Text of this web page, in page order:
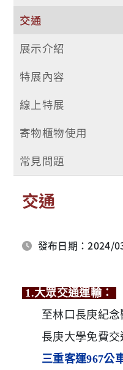
交通
展示介紹
特展內容
線上特展
寄物櫃物使用
常見問題
交通
發布日期：2024/
1.大眾交通運輸：
至林口長庚紀念
長庚大學免費交
三重客運967公